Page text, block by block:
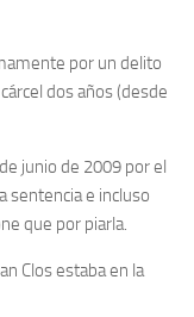
por un delito
dos años (desde
junio de 2009 por el
sentencia e incluso
que por piarla.
Clos estaba en la